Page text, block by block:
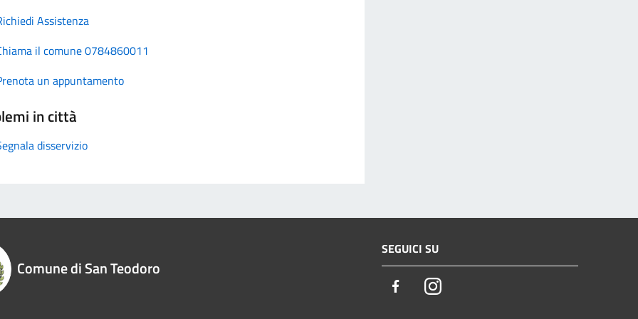
Assistenza
il comune 0784860011
un appuntamento
in città
disservizio
Comune di San Teodoro
SEGUICI SU
FacebookInstagram